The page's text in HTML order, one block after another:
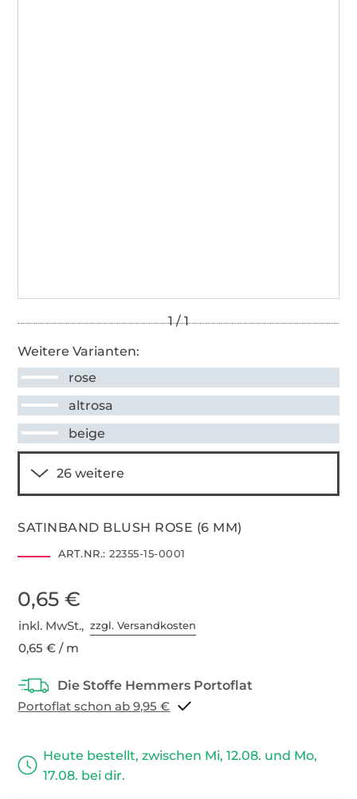
Weitere Varianten:
rose
altrosa
beige
SATINBAND BLUSH ROSE (6 MM)
ART.NR.: 22355-15-0001
0,65 €
inkl. MwSt.,zzgl. Versandkosten
0,65 € / m
Portoflat schon ab 9,95 €
Heute bestellt, zwischen Mi, 12.08. und Mo,
17.08. bei dir.